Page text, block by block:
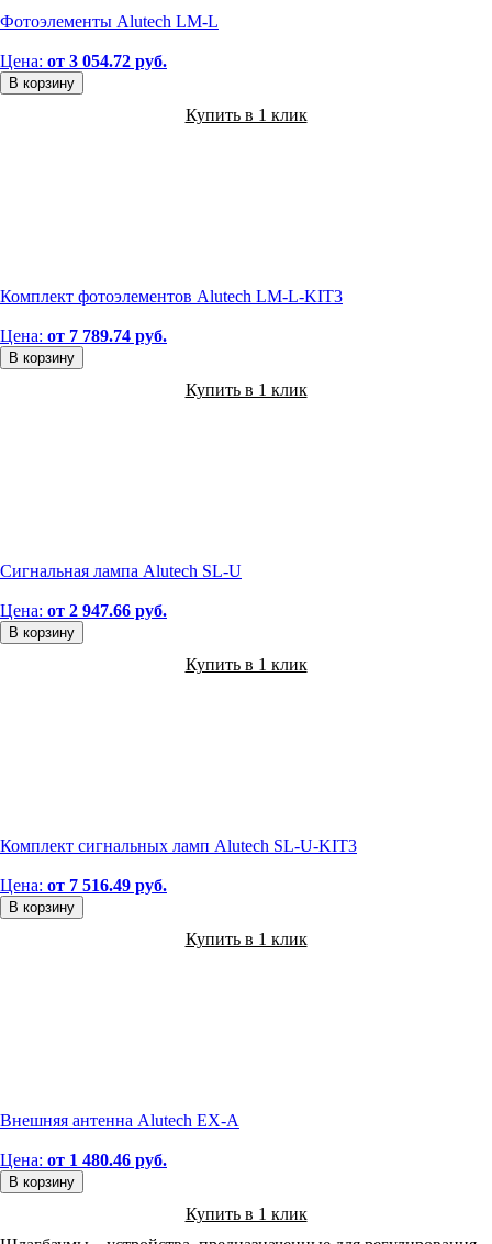
Фотоэлементы Alutech LM-L
Цена: от 3 054.72 руб.
В корзину
Купить в 1 клик
Комплект фотоэлементов Alutech LM-L-KIT3
Цена: от 7 789.74 руб.
В корзину
Купить в 1 клик
Сигнальная лампа Alutech SL-U
Цена: от 2 947.66 руб.
В корзину
Купить в 1 клик
Комплект сигнальных ламп Alutech SL-U-KIT3
Цена: от 7 516.49 руб.
В корзину
Купить в 1 клик
Внешняя антенна Alutech EX-A
Цена: от 1 480.46 руб.
В корзину
Купить в 1 клик